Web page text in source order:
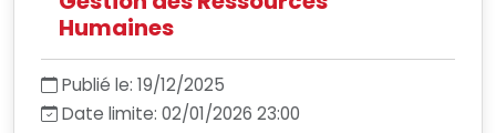
Humaines
Publié le: 19/12/2025
Date limite: 02/01/2026 23:00